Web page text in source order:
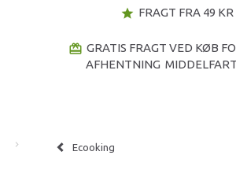
star FRAGT FRA 49 KR
redeem GRATIS FRAGT VED KØB
AFHENTNING
Ecooking